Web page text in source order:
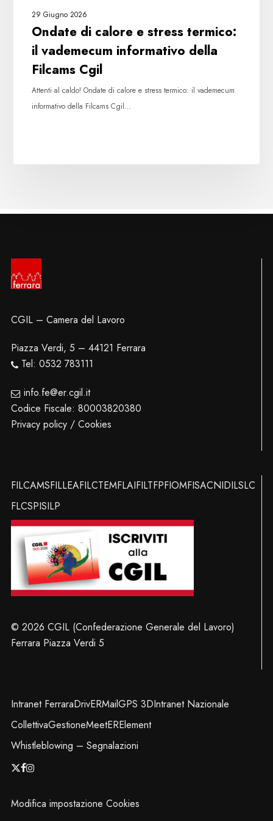
29 Giugno 2026
Ondate di calore e stress termico:
il vademecum informativo della
Filcams Cgil
Attenti al caldo! Ondate di calore e stress termico: il vademecum
informativo della Filcams Cgil…
CGIL – Camera del Lavoro
Piazza Verdi, 5 – 44121 Ferrara
Tel: 0532 783111
info.fe@er.cgil.it
Codice Fiscale: 80003820380
Privacy policy / Cookies
FILCAMSFILLEAFILCTEMFLAIFILTFPFIOMFISACNIDILSLC
FLCSPISILP
© 2026 CGIL (Confederazione Generale del Lavoro)
Ferrara Piazza Verdi 5
Intranet FerraraDrivERMailGPS 3DIntranet Nazionale
CollettivaGestioneMeetERElement
Whistleblowing – Segnalazioni
x- facebook
instagram
Modifica impostazione Cookies